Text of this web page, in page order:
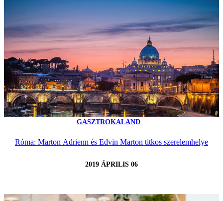
GASZTROKALAND
Róma: Marton Adrienn és Edvin Marton titkos szerelemhelye
2019 ÁPRILIS 06